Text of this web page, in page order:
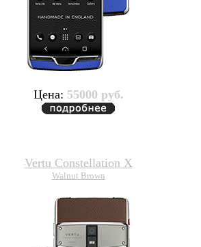
Цена: 55000 руб.
Vertu Constellation X
Walnut Brown